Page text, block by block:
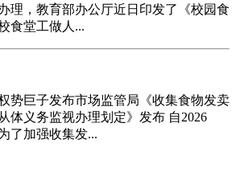
理，教育部办公厅近日印发了《校园食
食堂工做人...
势巨子发布市场监管局《收集食物发卖
体义务监视办理划定》发布 自2026
了加强收集发...